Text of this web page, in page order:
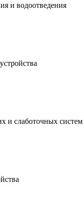
и водоотведения
и слаботочных систем